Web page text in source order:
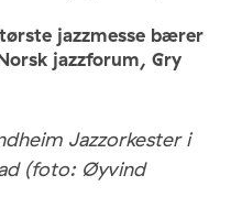
jazzmesse bærer
jazzforum, Gry
Jazzorkester i
(foto: Øyvind